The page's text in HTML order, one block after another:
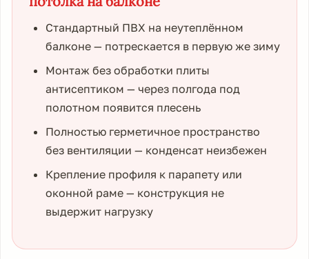
Стандартный ПВХ на неутеплённом
балконе — потрескается в первую же зиму
Монтаж без обработки плиты
антисептиком — через полгода под
полотном появится плесень
Полностью герметичное пространство
без вентиляции — конденсат неизбежен
Крепление профиля к парапету или
оконной раме — конструкция не
выдержит нагрузку